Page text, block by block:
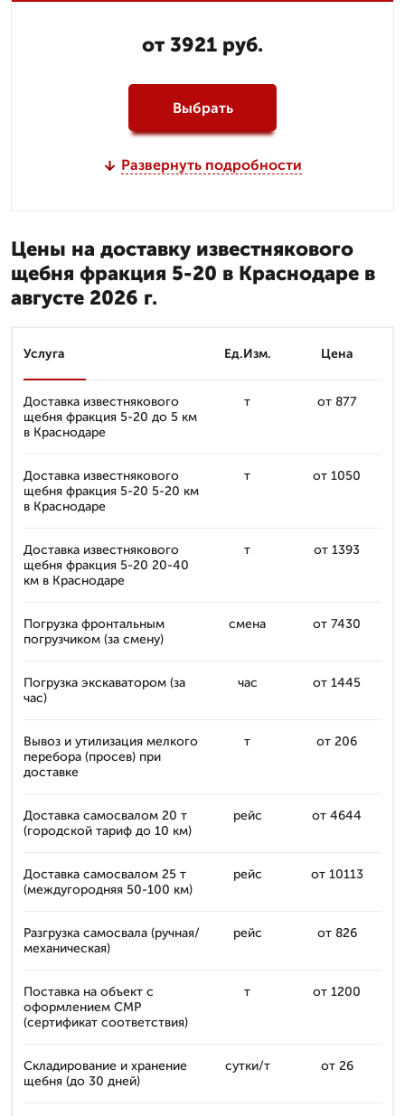
от 3921 руб.
Выбрать
Развернуть подробности
Цены на доставку известнякового
щебня фракция 5-20 в Краснодаре в
августе 2026 г.
Услуга Ед.Изм. Цена
Доставка известнякового
щебня фракция 5-20 до 5 км
в Краснодаре
т от 877
Доставка известнякового
щебня фракция 5-20 5-20 км
в Краснодаре
т от 1050
Доставка известнякового
щебня фракция 5-20 20-40
км в Краснодаре
т от 1393
Погрузка фронтальным
погрузчиком (за смену)
смена от 7430
Погрузка экскаватором (за
час)
час от 1445
Вывоз и утилизация мелкого
перебора (просев) при
доставке
т от 206
Доставка самосвалом 20 т
(городской тариф до 10 км)
рейс от 4644
Доставка самосвалом 25 т
(междугородняя 50-100 км)
рейс от 10113
Разгрузка самосвала (ручная/
механическая)
рейс от 826
Поставка на объект с
оформлением СМР
(сертификат соответствия)
т от 1200
Складирование и хранение
щебня (до 30 дней)
сутки/т от 26